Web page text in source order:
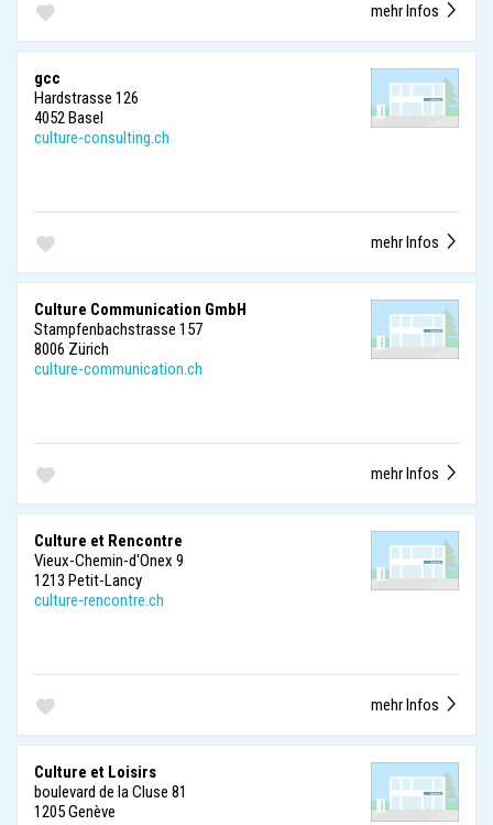
mehr Infos
gcc
Hardstrasse 126
4052 Basel
culture-consulting.ch
mehr Infos
Culture Communication GmbH
Stampfenbachstrasse 157
8006 Zürich
culture-communication.ch
mehr Infos
Culture et Rencontre
Vieux-Chemin-d'Onex 9
1213 Petit-Lancy
culture-rencontre.ch
mehr Infos
Culture et Loisirs
boulevard de la Cluse 81
1205 Genève